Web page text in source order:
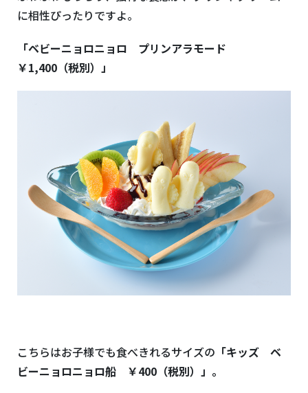
に相性ぴったりですよ。
「ベビーニョロニョロ プリンアラモード
￥1,400（税別）」
こちらはお子様でも食べきれるサイズの 「キッズ ベ
ビーニョロニョロ船 ￥400（税別）」。